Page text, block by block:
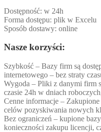
Dostępność: w 24h
Forma dostępu: plik w Excelu
Sposób dostawy: online
Nasze korzyści:
Szybkość – Bazy firm są
internetowego – bez straty
Wygoda – Pliki z danymi firm
czasie 24h w dniach
Cenne informacje –
celów pozyskiwania nowych
Bez ograniczeń – kupione
konieczności zakupu licencji,